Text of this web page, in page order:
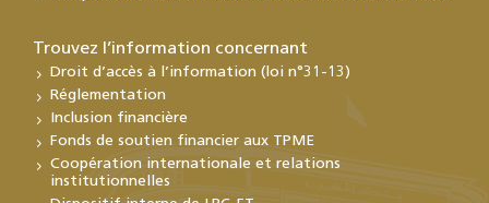
Trouvez l’information concernant
Droit d’accès à l’information (loi n°31-13)
Réglementation
Inclusion financière
Fonds de soutien financier aux TPME
Coopération internationale et relations
institutionnelles